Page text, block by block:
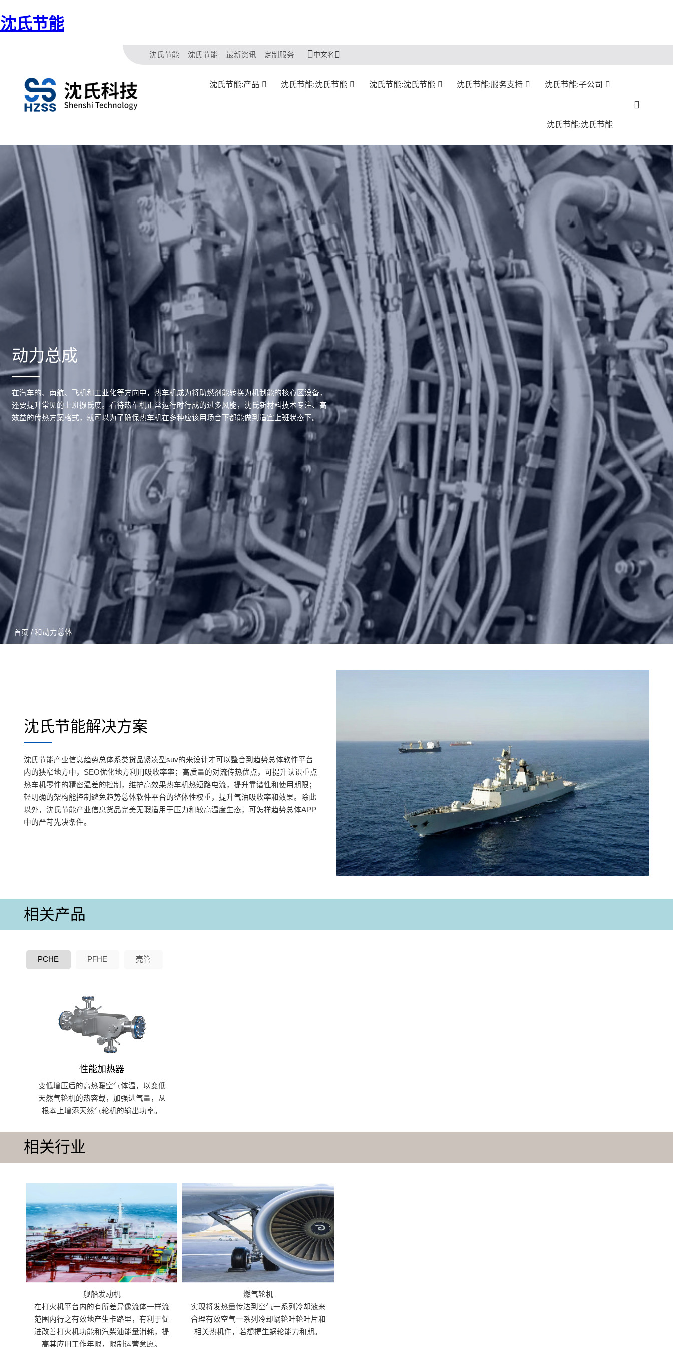
沈氏节能
沈氏节能 沈氏节能 最新资讯 定制服务 中文名
沈氏节能:产品 沈氏节能:沈氏节能 沈氏节能:沈氏节能 沈氏节能:服务支持 沈氏节能:子公司
沈氏节能:沈氏节能
动力总成
在汽车的、南航、飞机和工业化等方向中，热车机成为将助燃剂能转换为机制能的核心区设备，
还要提升常见的上班摄氏度。看待热车机正常运行时行成的过多风能，沈氏新材料技术专注、高
效益的传热方案格式，就可以为了确保热车机在多种应该用场合下都能做到适宜上班状态下。
首页 / 和动力总体
沈氏节能解决方案
沈氏节能产业信息趋势总体系类货品紧凑型suv的来设计才可以整合到趋势总体软件平台
内的狹窄地方中，SEO优化地方利用吸收率率；高质量的对流传热优点，可提升认识重点
热车机零件的精密温差的控制，维护高效果热车机热短路电流，提升靠谱性和使用期限；
轻明确的架构能控制避免趋势总体软件平台的整体性权重，提升气油吸收率和效果。除此
以外，沈氏节能产业信息货品完美无瑕适用于压力和较高温度生态，可怎样趋势总体APP
中的严苛先决条件。
相关产品
PCHE PFHE 壳管
性能加热器
变低增压后的高热暖空气体温，以变低
天然气轮机的热容载，加强进气量，从
根本上增添天然气轮机的输出功率。
相关行业
舰船发动机
在打火机平台内的有所差异像流体一样流
范围内行之有效地产生卡路里，有利于促
进改善打火机功能和汽柴油能量消耗，提
高其应用工作年限，限制运营意愿。
燃气轮机
实现将发热量传达到空气一系列冷却液来
合理有效空气一系列冷却蜗轮叶轮叶片和
相关热机件，若想提生蜗轮能力和期。